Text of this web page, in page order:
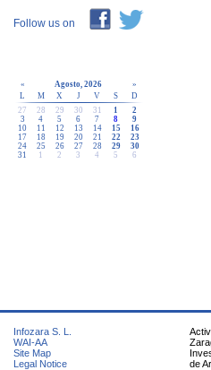
Follow us on
« Agosto, 2026
»
L
M X J V S
D
27
28 29 30 31 1
2
3
4 5 6 7 8
9
10
11 12 13 14 15
16
17
18 19 20 21 22
23
24
25 26 27 28 29
30
31
1 2 3 4 5 6
Infozara S. L.
WAI-AA
Site Map
Legal Notice
de